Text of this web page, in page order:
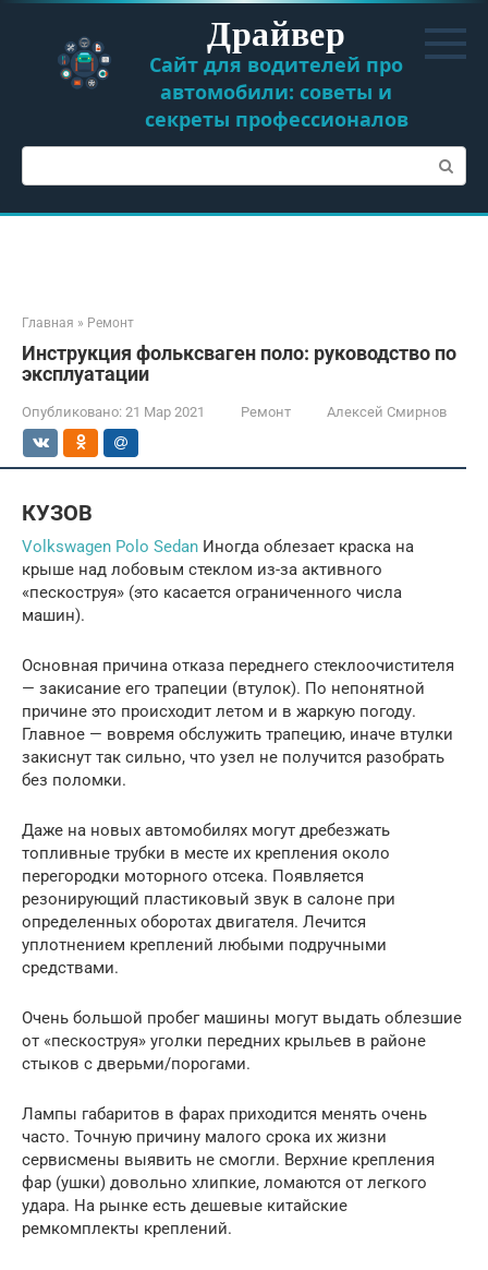
Перейти
контенту
Драйвер
Сайт для водителей про
автомобили: советы и
секреты профессионалов
Поиск:
Главная » Ремонт
Инструкция фольксваген поло: руководство по
эксплуатации
Опубликовано: 21 Мар 2021 Ремонт Алексей Смирнов
КУЗОВ
Volkswagen Polo Sedan Иногда облезает краска на
крыше над лобовым стеклом из-за активного
«пескоструя» (это касается ограниченного числа
машин).
Основная причина отказа переднего стеклоочистителя
— закисание его трапеции (втулок). По непонятной
причине это происходит летом и в жаркую погоду.
Главное — вовремя обслужить трапецию, иначе втулки
закиснут так сильно, что узел не получится разобрать
без поломки.
Даже на новых автомобилях могут дребезжать
топливные трубки в месте их крепления около
перегородки моторного отсека. Появляется
резонирующий пластиковый звук в салоне при
определенных оборотах двигателя. Лечится
уплотнением креплений любыми подручными
средствами.
Очень большой пробег машины могут выдать облезшие
от «пескоструя» уголки передних крыльев в районе
стыков с дверьми/порогами.
Лампы габаритов в фарах приходится менять очень
часто. Точную причину малого срока их жизни
сервисмены выявить не смогли. Верхние крепления
фар (ушки) довольно хлипкие, ломаются от легкого
удара. На рынке есть дешевые китайские
ремкомплекты креплений.